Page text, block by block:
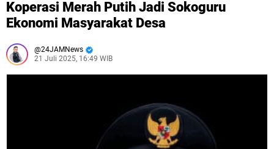
Koperasi Merah Putih Jadi Sokoguru
Ekonomi Masyarakat Desa
24JAMNews
21 Juli 2025, 16:49 WIB